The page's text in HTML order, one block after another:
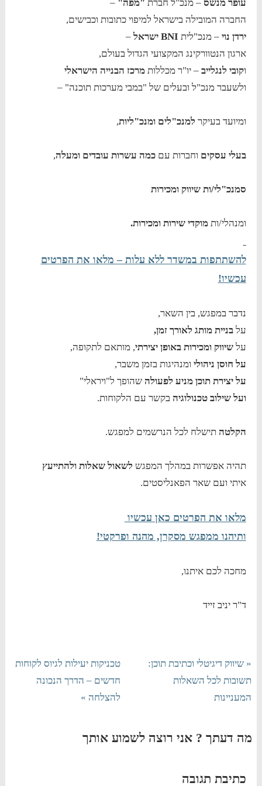
עופר מנשס – מנכ"ל חברת "מפה" –
החברה המובילה בישראל למיפוי כתובות וכבישים,
ירדן נוי– מנכ"לית BNI ישראל
–
ארגון הנטוורקינג המקצועי הגדול בעולם,
וקובי לנגלייב – יו"ר מכללותמרכז הבנייה הישראלי
ולשעבר מנכ"ל ובעלים של "במבי מערכות תוכנה" –
ומיועד בעיקר למנכ"לים ומנכ"ליות,
בעלי עסקים וחברות עםכמה עשרות עובדים ומעלה,
סמנכ"לי/ות שיווק ומכירות
ומנהלי/ותמוקדי שירות ומכירות.
להשתתפות במשדר ללא עלות – מלאו את הפרטים
עכשיו!
נדבר במפגש, בין השאר,
עלבניית מותג לאורך זמן,
עלשיווק ומכירות באופן יצירתי, מותאם לתקופה,
על חוסן ניהולי ומנהיגות בזמן משבר,
על יצירת תוכן מניע לפעולהשהופך ל"ויראלי"
ועל שילוב טכנולוגיהבקשר עם הלקוחות.
הקלטה תישלח לכל הנרשמים למפגש.
תהיה אפשרות במהלך המפגש לשאול שאלות ולהתייעץ
איתי ועם שאר הפאנליסטים.
מלאו את הפרטים כאן עכשיו
ותיהנו ממפגש מסקרן, מהנה ופרקטי!
מחכה לכם איתנו,
ד"ר יניב זייד
« שיווק דיגיטלי וכתיבת תוכן:
תשובות לכל השאלות
המעניינות
טכניקות יעילות לגיוס לקוחות
חדשים – הדרך הנכונה
להצלחה »
מה דעתך ? אני רוצה לשמוע אותך
כתיבת תגובה